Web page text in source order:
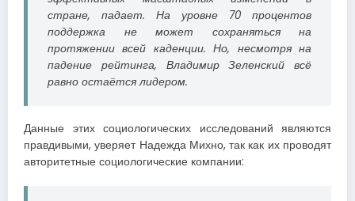
стране, падает. На уровне 70 процентов
поддержка не может сохраняться на
протяжении всей каденции. Но, несмотря на
падение рейтинга, Владимир Зеленский всё
равно остаётся лидером.
Данные этих социологических исследований являются
правдивыми, уверяет Надежда Михно, так как их проводят
авторитетные социологические компании: